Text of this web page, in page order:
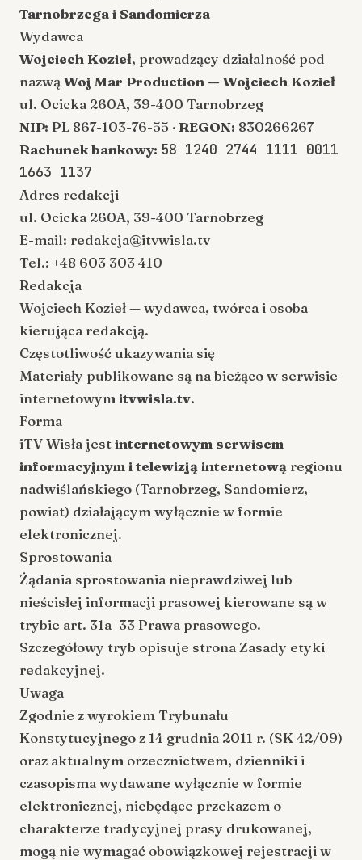
Tarnobrzega i Sandomierza
Wydawca
Wojciech Kozieł, prowadzący działalność pod
nazwąWoj Mar Production — Wojciech Kozieł
ul. Ocicka 260A, 39-400 Tarnobrzeg
NIP: PL 867-103-76-55 · REGON: 830266267
Rachunek bankowy: 58 1240 2744 1111 0011
1663 1137
Adres redakcji
ul. Ocicka 260A, 39-400 Tarnobrzeg
E-mail: redakcja@itvwisla.tv
Tel.: +48 603 303 410
Redakcja
Wojciech Kozieł — wydawca, twórca i osoba
kierująca redakcją.
Częstotliwość ukazywania się
Materiały publikowane są na bieżąco w serwisie
internetowym itvwisla.tv.
Forma
iTV Wisła jestinternetowym serwisem
informacyjnym i telewizją internetową regionu
nadwiślańskiego (Tarnobrzeg, Sandomierz,
powiat) działającym wyłącznie w formie
elektronicznej.
Sprostowania
Żądania sprostowania nieprawdziwej lub
nieścisłej informacji prasowej kierowane są w
trybie art. 31a–33 Prawa prasowego.
Szczegółowy tryb opisuje strona Zasady etyki
redakcyjnej.
Uwaga
Zgodnie z wyrokiem Trybunału
Konstytucyjnego z 14 grudnia 2011 r. (SK 42/09)
oraz aktualnym orzecznictwem, dzienniki i
czasopisma wydawane wyłącznie w formie
elektronicznej, niebędące przekazem o
charakterze tradycyjnej prasy drukowanej,
mogą nie wymagać obowiązkowej rejestracji w